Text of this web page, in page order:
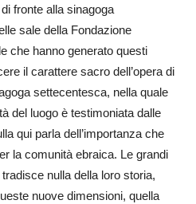
fronte alla sinagoga
sale della Fondazione
che hanno generato questi
il carattere sacro dell’opera di
settecentesca, nella quale
del luogo è testimoniata dalle
qui parla dell’importanza che
la comunità ebraica. Le grandi
nulla della loro storia,
nuove dimensioni, quella